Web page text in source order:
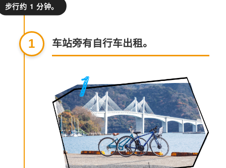
步行约 1 分钟。
1 车站旁有自行车出租。